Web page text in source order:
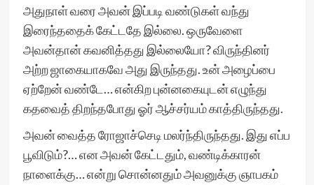
அதுநாள் வரை அவன் இப்படி வண்டுகள் வந்து
இரைந்ததைக் கேட்டதே இல்லை. ஒருவேளை
அவன்தான் கவனித்தது இல்லையோ? விருந்தினர்
அற்ற ஜாகையாகவே அது இருந்தது. உன் அழைப்பை
ஏற்றேன் வண்டே… என்கிற புன்னகையுடன் எழுந்து
கதவைத் திறந்தபோது ஓர் ஆச்சர்யம் காத்திருந்தது.
அவன் வைத்த ரோஜாச்செடி மலர்ந்திருந்தது. இது எப்ப
பூவிடும்?… என அவன் கேட்டதும், வண்டிக்காரன்
நாளைக்கு… என்று சொன்னதும் அவனுக்கு ஞாபகம்